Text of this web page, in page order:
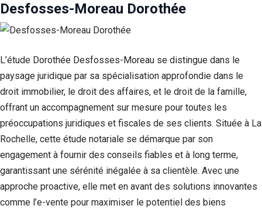
Desfosses-Moreau Dorothée
L’étude Dorothée Desfosses-Moreau se distingue dans le
paysage juridique par sa spécialisation approfondie dans le
droit immobilier, le droit des affaires, et le droit de la famille,
offrant un accompagnement sur mesure pour toutes les
préoccupations juridiques et fiscales de ses clients. Située à La
Rochelle, cette étude notariale se démarque par son
engagement à fournir des conseils fiables et à long terme,
garantissant une sérénité inégalée à sa clientèle. Avec une
approche proactive, elle met en avant des solutions innovantes
comme l’e-vente pour maximiser le potentiel des biens